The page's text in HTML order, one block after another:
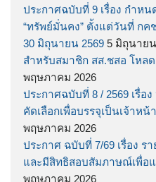
ประกาศฉบับที่ 9 เรื่อง กำห
“ทรัพย์มั่นคง” ตั้งแต่วันที่ กค
30 มิถุนายน 2569 5 มิถุนาย
สำหรับสมาชิก สส.ชสอ โหลด
พฤษภาคม 2026
ประกาศฉบับที่ 8 / 2569 เรื่อ
คัดเลือกเพื่อบรรจุเป็นเจ้าหน้
พฤษภาคม 2026
ประกาศ ฉบับที่ 7/69 เรื่อง
และมีสิทธิสอบสัมภาษณ์เพื่อ
พฤษภาคม 2026